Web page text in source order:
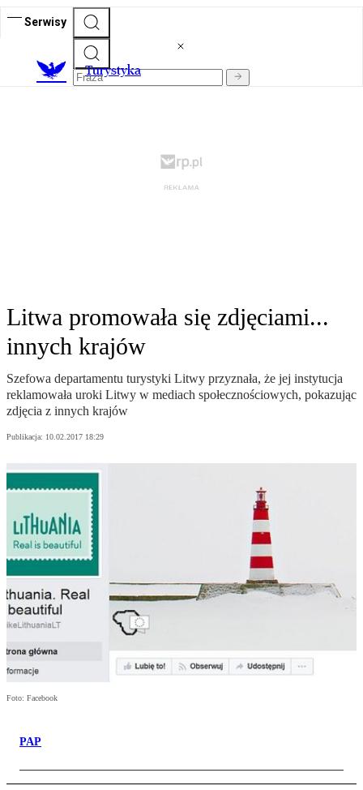
Serwisy
Turystyka
Litwa promowała się zdjęciami...
innych krajów
Szefowa departamentu turystyki Litwy przyznała, że jej instytucja
reklamowała uroki Litwy w mediach społecznościowych, pokazując
zdjęcia z innych krajów
Publikacja: 10.02.2017 18:29
Foto: Facebook
PAP